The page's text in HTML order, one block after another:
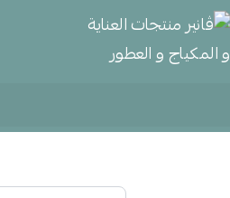
ڤانير منتجات العناية و